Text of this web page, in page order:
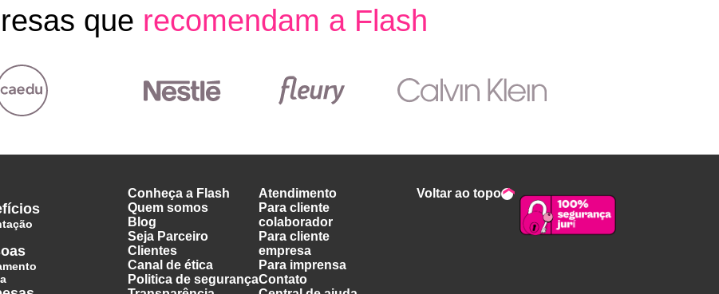
que recomendam a Flash
Conheça a Flash
Quem somos
Blog
Seja Parceiro
Clientes
Canal de ética
Politica de segurança
Atendimento
Para cliente
colaborador
Para cliente
empresa
Para imprensa
Contato
Voltar ao topo